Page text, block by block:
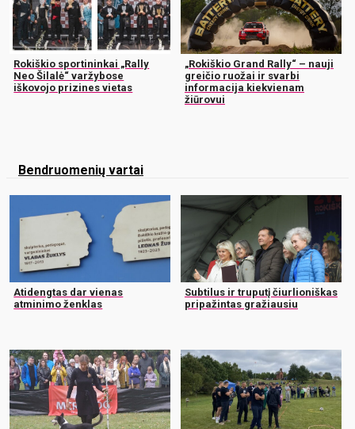
Rokiškio sportininkai „Rally
Neo Šilalė“ varžybose
iškovojo prizines vietas
„Rokiškio Grand Rally“ – nauji
greičio ruožai ir svarbi
informacija kiekvienam
žiūrovui
Bendruomenių vartai
Atidengtas dar vienas
atminimo ženklas
Subtilus ir truputį čiurlioniškas
pripažintas gražiausiu